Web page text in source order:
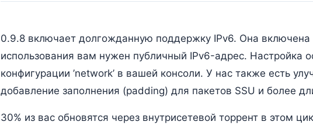
0.9.8 включает долгожданную поддержку IPv6. Она
использования вам нужен публичный IPv6-адрес. Настройка
конфигурации ’network’ в вашей консоли. У нас также есть
добавление заполнения (padding) для пакетов SSU и более
30% из вас обновятся через внутрисетевой торрент в этом